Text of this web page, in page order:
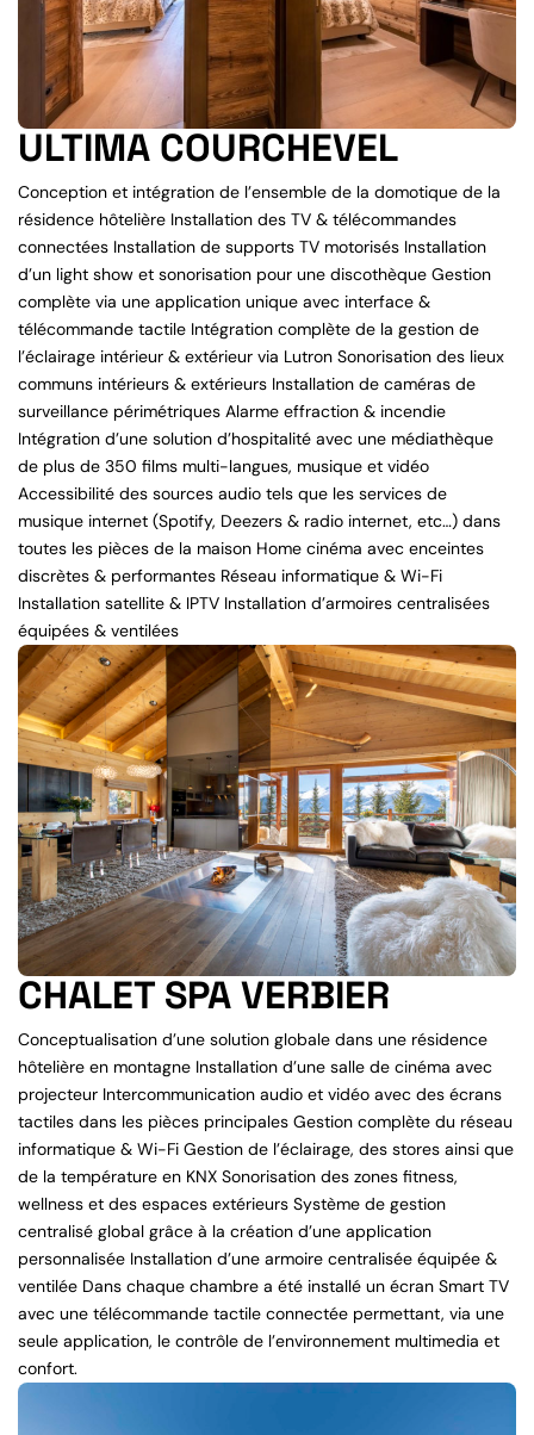
ULTIMA COURCHEVEL
Conception et intégration de l’ensemble de la domotique de la
résidence hôtelière Installation des TV & télécommandes
connectées Installation de supports TV motorisés Installation
d’un light show et sonorisation pour une discothèque Gestion
complète via une application unique avec interface &
télécommande tactile Intégration complète de la gestion de
l’éclairage intérieur & extérieur via Lutron Sonorisation des lieux
communs intérieurs & extérieurs Installation de caméras de
surveillance périmétriques Alarme effraction & incendie
Intégration d’une solution d’hospitalité avec une médiathèque
de plus de 350 films multi-langues, musique et vidéo
Accessibilité des sources audio tels que les services de
musique internet (Spotify, Deezers & radio internet, etc…) dans
toutes les pièces de la maison Home cinéma avec enceintes
discrètes & performantes Réseau informatique & Wi-Fi
Installation satellite & IPTV Installation d’armoires centralisées
équipées & ventilées
CHALET SPA VERBIER
Conceptualisation d’une solution globale dans une résidence
hôtelière en montagne Installation d’une salle de cinéma avec
projecteur Intercommunication audio et vidéo avec des écrans
tactiles dans les pièces principales Gestion complète du réseau
informatique & Wi-Fi Gestion de l’éclairage, des stores ainsi que
de la température en KNX Sonorisation des zones fitness,
wellness et des espaces extérieurs Système de gestion
centralisé global grâce à la création d’une application
personnalisée Installation d’une armoire centralisée équipée &
ventilée Dans chaque chambre a été installé un écran Smart TV
avec une télécommande tactile connectée permettant, via une
seule application, le contrôle de l’environnement multimedia et
confort.